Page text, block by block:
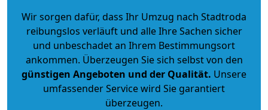
Wir sorgen dafür, dass Ihr Umzug nach Stadtroda
reibungslos verläuft und alle Ihre Sachen sicher
und unbeschadet an Ihrem Bestimmungsort
ankommen. Überzeugen Sie sich selbst von den
günstigen Angeboten und der Qualität. Unsere
umfassender Service wird Sie garantiert
überzeugen.